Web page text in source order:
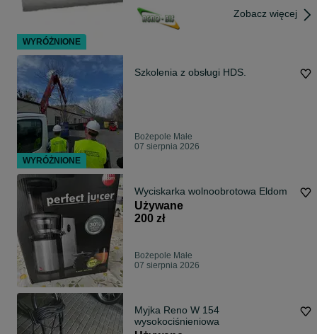
Zobacz więcej
Szkolenia z obsługi HDS.
Bożepole Małe
07 sierpnia 2026
Wyciskarka wolnoobrotowa Eldom
Używane
200 zł
Bożepole Małe
07 sierpnia 2026
Myjka Reno W 154
wysokociśnieniowa
WYRÓŻNIONE
WYRÓŻNIONE